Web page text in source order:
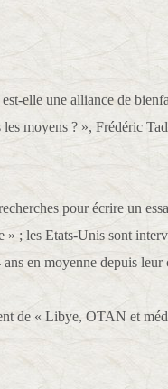
elle une alliance de
moyens ? », Frédéric
pour écrire un
; les Etats-Unis sont
en moyenne depuis leur
de « Libye, OTAN et